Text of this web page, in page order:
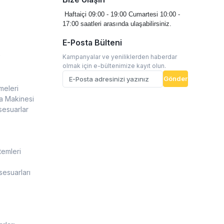
Makinesi
Haftaiçi 09:00 - 19:00 Cumartesi 10:00 -
17:00 saatleri arasında ulaşabilirsiniz.
E-Posta Bülteni
Kampanyalar ve yeniliklerden haberdar
olmak için e-bültenimize kayıt olun.
Gönder